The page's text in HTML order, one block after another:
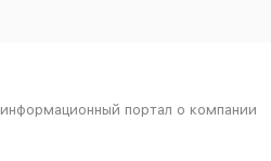
информационный портал о компании